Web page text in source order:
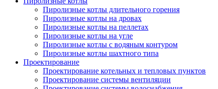
Пиролизные котлы длительного горения
Пиролизные котлы на дровах
Пиролизные котлы на пеллетах
Пиролизные котлы на угле
Пиролизные котлы с водяным контуром
Пиролизные котлы шахтного типа
Проектирование
Проектирование котельных и тепловых пунктов
Проектирование системы вентиляции